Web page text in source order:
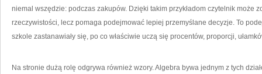
niemal wszędzie: podczas zakupów. Dzięki takim przykładom czytelnik może
rzeczywistości, lecz pomaga podejmować lepiej przemyślane decyzje. To
szkole zastanawiały się, po co właściwie uczą się procentów, proporcji,
Na stronie dużą rolę odgrywa również wzory. Algebra bywa jednym z tych